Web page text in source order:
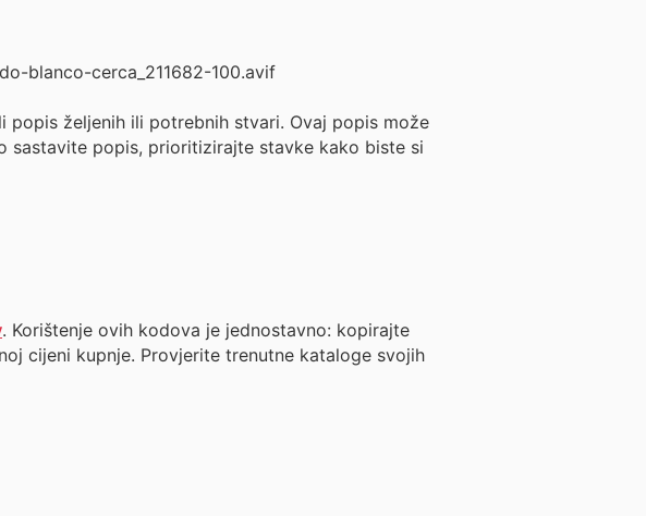
željenih ili potrebnih stvari. Ovaj popis može
sastavite popis, prioritizirajte stavke kako biste si
. Korištenje ovih kodova je jednostavno: kopirajte
cijeni kupnje. Provjerite trenutne kataloge svojih